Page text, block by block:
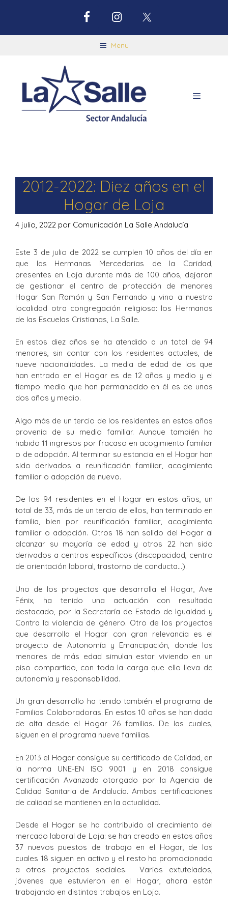
Menu
2012-2022: Diez años en el
Hogar de Loja
4 julio, 2022 por Comunicación La Salle Andalucía
Este 3 de julio de 2022 se cumplen 10 años del día en
que las Hermanas Mercedarias de la Caridad,
presentes en Loja durante más de 100 años, dejaron
de gestionar el centro de protección de menores
Hogar San Ramón y San Fernando y vino a nuestra
localidad otra congregación religiosa: los Hermanos
de las Escuelas Cristianas, La Salle.
En estos diez años se ha atendido a un total de 94
menores, sin contar con los residentes actuales, de
nueve nacionalidades. La media de edad de los que
han entrado en el Hogar es de 12 años y medio y el
tiempo medio que han permanecido en él es de unos
dos años y medio.
Algo más de un tercio de los residentes en estos años
provenía de su medio familiar. Aunque también ha
habido 11 ingresos por fracaso en acogimiento familiar
o de adopción. Al terminar su estancia en el Hogar han
sido derivados a reunificación familiar, acogimiento
familiar o adopción de nuevo.
De los 94 residentes en el Hogar en estos años, un
total de 33, más de un tercio de ellos, han terminado en
familia, bien por reunificación familiar, acogimiento
familiar o adopción. Otros 18 han salido del Hogar al
alcanzar su mayoría de edad y otros 22 han sido
derivados a centros específicos (discapacidad, centro
de orientación laboral, trastorno de conducta…).
Uno de los proyectos que desarrolla el Hogar, Ave
Fénix, ha tenido una actuación con resultado
destacado, por la Secretaría de Estado de Igualdad y
Contra la violencia de género. Otro de los proyectos
que desarrolla el Hogar con gran relevancia es el
proyecto de Autonomía y Emancipación, donde los
menores de más edad simulan estar viviendo en un
piso compartido, con toda la carga que ello lleva de
autonomía y responsabilidad.
Un gran desarrollo ha tenido también el programa de
Familias Colaboradoras. En estos 10 años se han dado
de alta desde el Hogar 26 familias. De las cuales,
siguen en el programa nueve familias.
En 2013 el Hogar consigue su certificado de Calidad, en
la norma UNE-EN ISO 9001 y en 2018 consigue
certificación Avanzada otorgado por la Agencia de
Calidad Sanitaria de Andalucía. Ambas certificaciones
de calidad se mantienen en la actualidad.
Desde el Hogar se ha contribuido al crecimiento del
mercado laboral de Loja: se han creado en estos años
37 nuevos puestos de trabajo en el Hogar, de los
cuales 18 siguen en activo y el resto ha promocionado
a otros proyectos sociales. Varios extutelados,
jóvenes que estuvieron en el Hogar, ahora están
trabajando en distintos trabajos en Loja.